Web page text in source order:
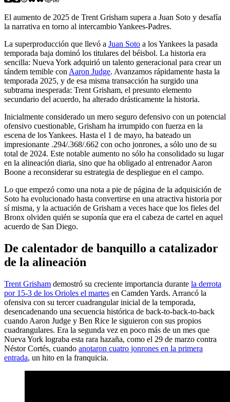
El aumento de 2025 de Trent Grisham supera a Juan Soto y desafía
la narrativa en torno al intercambio Yankees-Padres.
La superproducción que llevó a Juan Soto a los Yankees la pasada
temporada baja dominó los titulares del béisbol. La historia era
sencilla: Nueva York adquirió un talento generacional para crear un
tándem temible con Aaron Judge. Avanzamos rápidamente hasta la
temporada 2025, y de esa misma transacción ha surgido una
subtrama inesperada: Trent Grisham, el presunto elemento
secundario del acuerdo, ha alterado drásticamente la historia.
Inicialmente considerado un mero seguro defensivo con un potencial
ofensivo cuestionable, Grisham ha irrumpido con fuerza en la
escena de los Yankees. Hasta el 1 de mayo, ha bateado un
impresionante .294/.368/.662 con ocho jonrones, a sólo uno de su
total de 2024. Este notable aumento no sólo ha consolidado su lugar
en la alineación diaria, sino que ha obligado al entrenador Aaron
Boone a reconsiderar su estrategia de despliegue en el campo.
Lo que empezó como una nota a pie de página de la adquisición de
Soto ha evolucionado hasta convertirse en una atractiva historia por
sí misma, y la actuación de Grisham a veces hace que los fieles del
Bronx olviden quién se suponía que era el cabeza de cartel en aquel
acuerdo de San Diego.
De calentador de banquillo a catalizador
de la alineación
Trent Grisham demostró su creciente importancia durante la derrota
por 15-3 de los Orioles el martes en Camden Yards. Arrancó la
ofensiva con su tercer cuadrangular inicial de la temporada,
desencadenando una secuencia histórica de back-to-back-to-back
cuando Aaron Judge y Ben Rice le siguieron con sus propios
cuadrangulares. Era la segunda vez en poco más de un mes que
Nueva York lograba esta rara hazaña, como el 29 de marzo contra
Néstor Cortés, cuando anotaron cuatro jonrones en la primera
entrada, un hito en la franquicia.